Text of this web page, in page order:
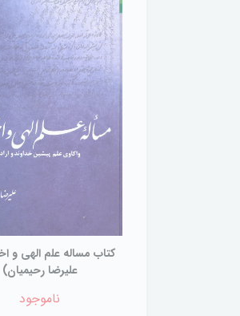
کتاب مساله علم الهی و
عليرضا رحيميان)
ناموجود